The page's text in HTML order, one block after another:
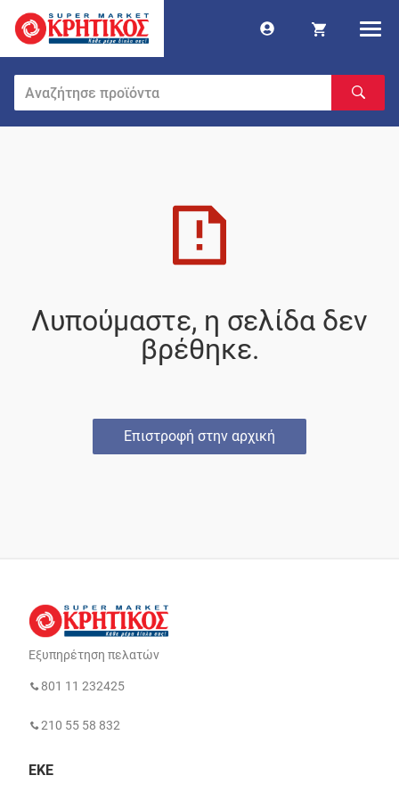
Λυπούμαστε, η σελίδα δεν
βρέθηκε.
Επιστροφή στην αρχική
Εξυπηρέτηση πελατών
801 11 232425
210 55 58 832
ΕΚΕ